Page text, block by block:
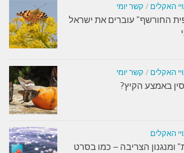
/קשר יומי
החורשף" עוברים את ישראל
/קשר יומי
הקיץ?
הצריבה – כמו בסרט